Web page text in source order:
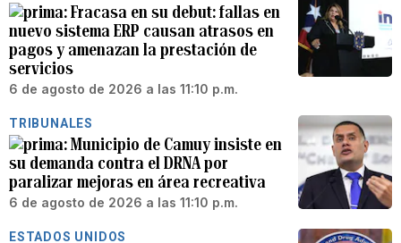
Fracasa en su debut: fallas en
nuevo sistema ERP causan atrasos en
pagos y amenazan la prestación de
servicios
6 de agosto de 2026 a las 11:10 p.m.
TRIBUNALES
Municipio de Camuy insiste en
su demanda contra el DRNA por
paralizar mejoras en área recreativa
6 de agosto de 2026 a las 11:10 p.m.
ESTADOS UNIDOS